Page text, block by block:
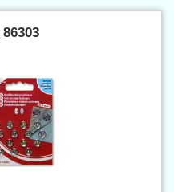
86303